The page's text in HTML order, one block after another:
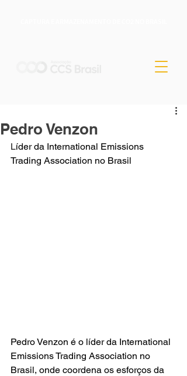
Pedro Venzon
Líder da International Emissions
Trading Association no Brasil
Pedro Venzon é o líder da International
Emissions Trading Association no
Brasil, onde coordena os esforços da